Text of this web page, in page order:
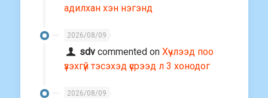
адилхан хэн нэгэнд
2026/08/09
sdv commented onХүчлээд поо
үзэхгүй тэсэхэд үсрээд л 3 хонодог
2026/08/09